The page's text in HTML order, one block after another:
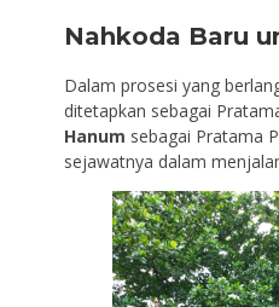
Nahkoda Baru
Dalam prosesi yang
ditetapkan sebagai
Hanum sebagai Pratama
sejawatnya dalam